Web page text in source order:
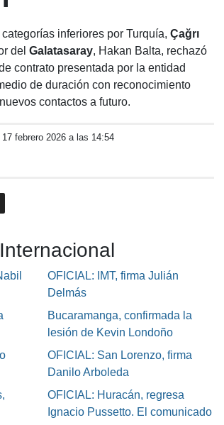
inferiores por Turquía,Çağrı
delGalatasaray, Hakan Balta, rechazó
contrato presentada por la entidad
de duración con reconocimiento
contactos a futuro.
17 febrero 2026 a las 14:54
OFICIAL: IMT, firma Julián
Delmás
Bucaramanga, confirmada la
lesión de Kevin Londoño
OFICIAL: San Lorenzo, firma
Danilo Arboleda
OFICIAL: Huracán, regresa
Ignacio Pussetto. El comunicado